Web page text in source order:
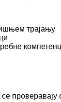
трајању